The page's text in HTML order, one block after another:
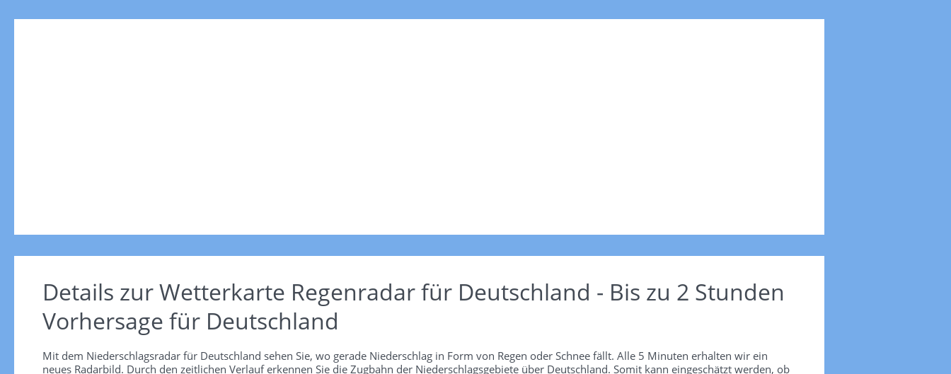
Details zur Wetterkarte Regenradar für Deutschland - Bis zu 2 Stunden
Vorhersage für Deutschland
Mit dem Niederschlagsradar für Deutschland sehen Sie, wo gerade Niederschlag in Form von Regen oder Schnee fällt. Alle 5 Minuten erhalten wir ein
neues Radarbild. Durch den zeitlichen Verlauf erkennen Sie die Zugbahn der Niederschlagsgebiete über Deutschland. Somit kann eingeschätzt werden, ob